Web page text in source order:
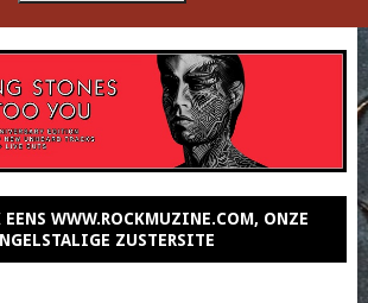
EENS WWW.ROCKMUZINE.COM, ONZE
ZUSTERSITE